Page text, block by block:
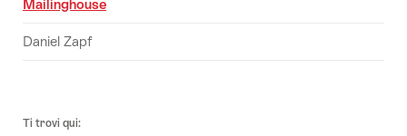
Mailinghouse
Daniel Zapf
Ti trovi qui: